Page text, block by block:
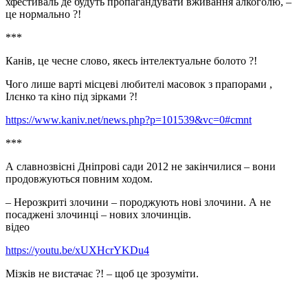
це нормально ?!
***
Канів, це чесне слово, якесь інтелектуальне болото ?!
Чого лише варті місцеві любителі масовок з прапорами ,
Ілєнко та кіно під зірками ?!
https://www.kaniv.net/news.php?p=101539&vc=0#cmnt
***
А славнозвісні Дніпрові сади 2012 не закінчилися – вони
продовжуються повним ходом.
– Нерозкриті злочини – породжують нові злочини. А не
посаджені злочинці – нових злочинців.
відео
https://youtu.be/xUXHcrYKDu4
Мізків не вистачає ?! – щоб це зрозуміти.